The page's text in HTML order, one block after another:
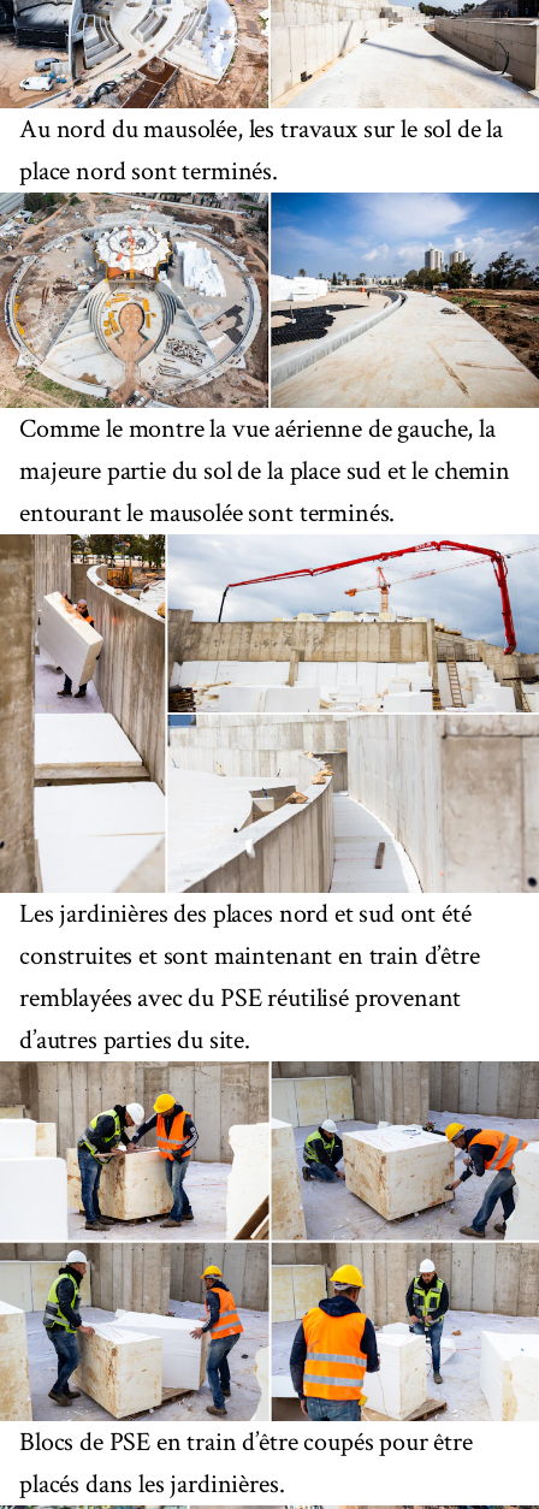
Au nord du mausolée, les travaux sur le sol de la
place nord sont terminés.
Comme le montre la vue aérienne de gauche, la
majeure partie du sol de la place sud et le chemin
entourant le mausolée sont terminés.
Les jardinières des places nord et sud ont été
construites et sont maintenant en train d’être
remblayées avec du PSE réutilisé provenant
d’autres parties du site.
Blocs de PSE en train d’être coupés pour être
placés dans les jardinières.